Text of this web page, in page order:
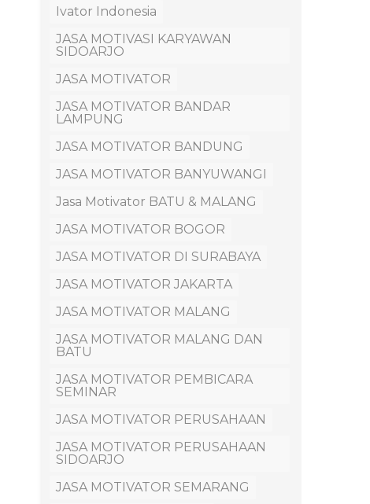
Ivator Indonesia
JASA MOTIVASI KARYAWAN
SIDOARJO
JASA MOTIVATOR
JASA MOTIVATOR BANDAR
LAMPUNG
JASA MOTIVATOR BANDUNG
JASA MOTIVATOR BANYUWANGI
Jasa Motivator BATU & MALANG
JASA MOTIVATOR BOGOR
JASA MOTIVATOR DI SURABAYA
JASA MOTIVATOR JAKARTA
JASA MOTIVATOR MALANG
JASA MOTIVATOR MALANG DAN
BATU
JASA MOTIVATOR PEMBICARA
SEMINAR
JASA MOTIVATOR PERUSAHAAN
JASA MOTIVATOR PERUSAHAAN
SIDOARJO
JASA MOTIVATOR SEMARANG